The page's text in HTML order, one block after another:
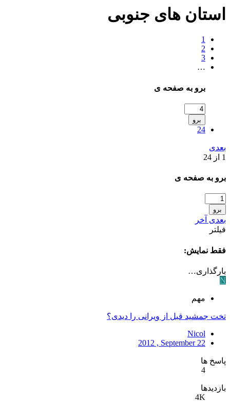
استان های جنوبی
1
2
3
…
برو به صفحه ی
برو
24
بعدی
1 از 24
برو به صفحه ی
برو
بعدی آخر
فیلتر
فقط نمایش:
بارگذاری…
N
مهم
تخت جمشید قبل از ویرانی را دیدی؟
Nicol
2012 , September 22
پاسخ ها
4
بازدیدها
4K